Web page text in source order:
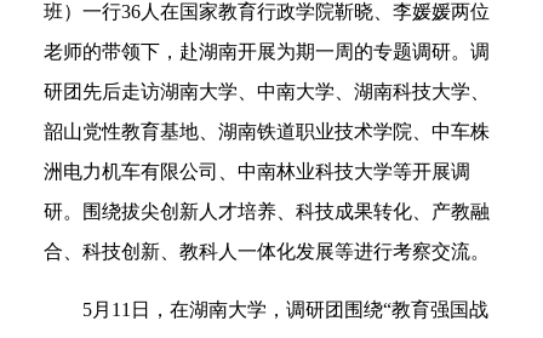
班）一行36人在国家教育行政学院靳晓、李媛媛两位
老师的带领下，赴湖南开展为期一周的专题调研。调
研团先后走访湖南大学、中南大学、湖南科技大学、
韶山党性教育基地、湖南铁道职业技术学院、中车株
洲电力机车有限公司、中南林业科技大学等开展调
研。围绕拔尖创新人才培养、科技成果转化、产教融
合、科技创新、教科人一体化发展等进行考察交流。
5月11日，在湖南大学，调研团围绕“教育强国战